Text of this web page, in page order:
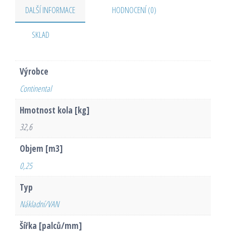
DALŠÍ INFORMACE HODNOCENÍ (0)
SKLAD
Výrobce
Continental
Hmotnost kola [kg]
32,6
Objem [m3]
0,25
Typ
Nákladní/VAN
Šířka [palců/mm]